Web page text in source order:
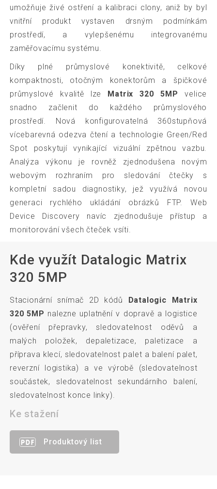
umožňuje živé ostření a kalibraci clony, aniž by byl
vnitřní produkt vystaven drsným podmínkám
prostředí, a vylepšenému integrovanému
zaměřovacímu systému.
Díky plné průmyslové konektivitě, celkové
kompaktnosti, otočným konektorům a špičkové
průmyslové kvalitě lze Matrix 320 5MP velice
snadno začlenit do každého průmyslového
prostředí. Nová konfigurovatelná 360stupňová
vícebarevná odezva čtení a technologie Green/Red
Spot poskytují vynikající vizuální zpětnou vazbu.
Analýza výkonu je rovněž zjednodušena novým
webovým rozhraním pro sledování čtečky s
kompletní sadou diagnostiky, jež využívá novou
generaci rychlého ukládání obrázků FTP. Web
Device Discovery navíc zjednodušuje přístup a
monitorování všech čteček vsíti.
Kde využít Datalogic Matrix
320 5MP
Stacionární snímač 2D kódů Datalogic Matrix
320 5MP nalezne uplatnění v dopravě a logistice
(ověření přepravky, sledovatelnost oděvů a
malých položek, depaletizace, paletizace a
příprava klecí, sledovatelnost palet a balení palet,
reverzní logistika) a ve výrobě (sledovatelnost
součástek, sledovatelnost sekundárního balení,
sledovatelnost konce linky).
Ke stažení
Produktový list